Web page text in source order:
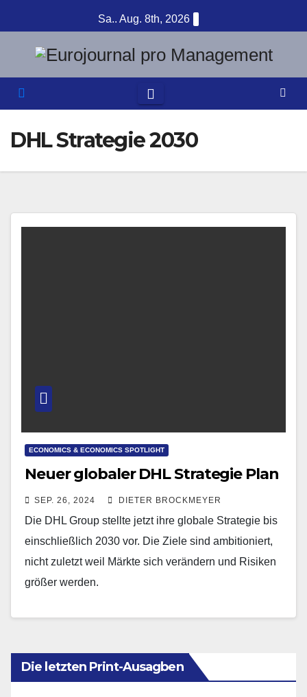
Inhalt
springen
Sa.. Aug. 8th, 2026
DHL Strategie 2030
ECONOMICS & ECONOMICS SPOTLIGHT
Neuer globaler DHL Strategie Plan
SEP. 26, 2024 DIETER BROCKMEYER
Die DHL Group stellte jetzt ihre globale Strategie bis
einschließlich 2030 vor. Die Ziele sind ambitioniert,
nicht zuletzt weil Märkte sich verändern und Risiken
größer werden.
Die letzten Print-Ausagben